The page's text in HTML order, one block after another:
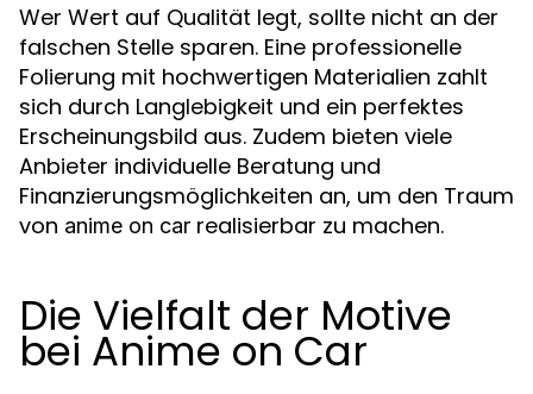
Wer Wert auf Qualität legt, sollte nicht an der
falschen Stelle sparen. Eine professionelle
Folierung mit hochwertigen Materialien zahlt
sich durch Langlebigkeit und ein perfektes
Erscheinungsbild aus. Zudem bieten viele
Anbieter individuelle Beratung und
Finanzierungsmöglichkeiten an, um den Traum
von anime on car realisierbar zu machen.
Die Vielfalt der Motive
bei Anime on Car